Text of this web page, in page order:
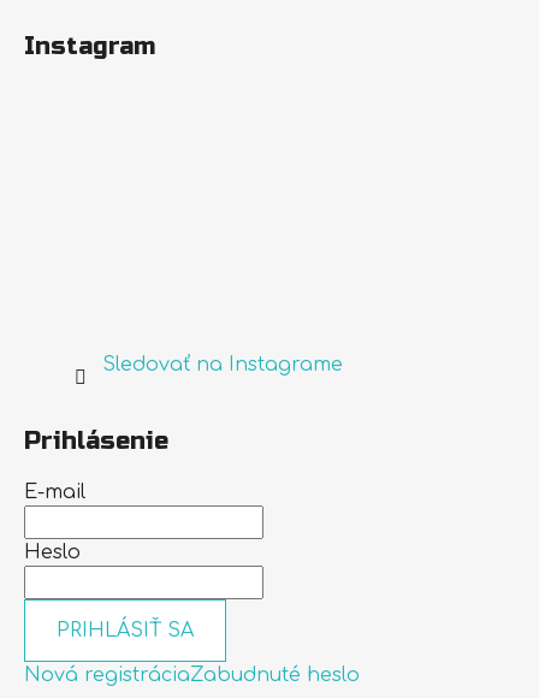
Instagram
Sledovať na Instagrame
Prihlásenie
E-mail
Heslo
PRIHLÁSIŤ SA
Nová registráciaZabudnuté heslo